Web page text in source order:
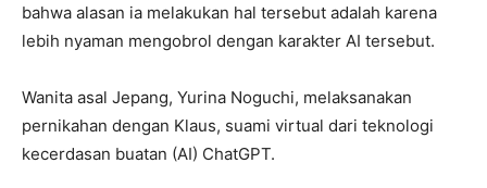
bahwa alasan ia melakukan hal tersebut adalah karena
lebih nyaman mengobrol dengan karakter AI tersebut.
Wanita asal Jepang, Yurina Noguchi, melaksanakan
pernikahan dengan Klaus, suami virtual dari teknologi
kecerdasan buatan (AI) ChatGPT.